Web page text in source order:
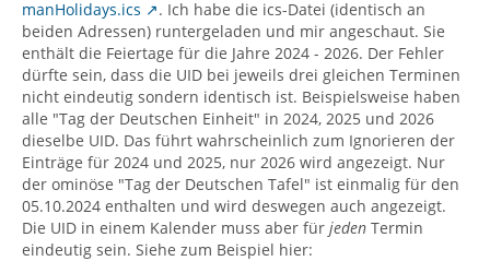
manHolidays.ics
. Ich habe die ics-Datei (identisch an
beiden Adressen) runtergeladen und mir angeschaut. Sie
enthält die Feiertage für die Jahre 2024 - 2026. Der Fehler
dürfte sein, dass die UID bei jeweils drei gleichen Terminen
nicht eindeutig sondern identisch ist. Beispielsweise haben
alle "Tag der Deutschen Einheit" in 2024, 2025 und 2026
dieselbe UID. Das führt wahrscheinlich zum Ignorieren der
Einträge für 2024 und 2025, nur 2026 wird angezeigt. Nur
der ominöse "Tag der Deutschen Tafel" ist einmalig für den
05.10.2024 enthalten und wird deswegen auch angezeigt.
Die UID in einem Kalender muss aber für jeden Termin
eindeutig sein. Siehe zum Beispiel hier: